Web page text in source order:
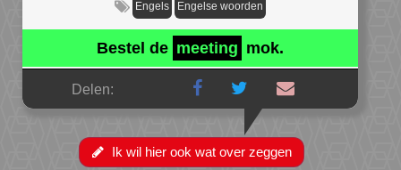
Engels Engelse woorden
Bestel de meeting mok.
Delen:
Ik wil hier ook wat over zeggen